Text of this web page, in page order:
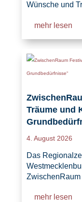
Wünsche und
mehr lesen
Träume und
4. August 2026
Das
ZwischenRaum
mehr lesen